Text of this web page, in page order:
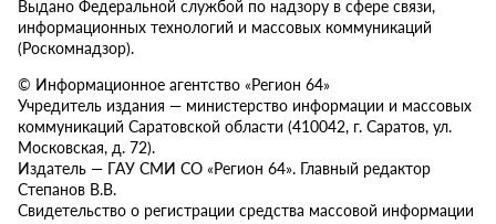
Выдано Федеральной службой по надзору в сфере связи,
информационных технологий и массовых коммуникаций
(Роскомнадзор).
© Информационное агентство «Регион 64»
Учредитель издания — министерство информации и массовых
коммуникаций Саратовской области (410042, г. Саратов, ул.
Московская, д. 72).
Издатель — ГАУ СМИ СО «Регион 64». Главный редактор
Степанов В.В.
Свидетельство о регистрации средства массовой информации